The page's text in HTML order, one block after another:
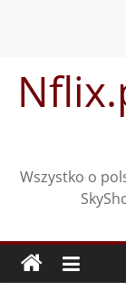
treści
Wszystko o